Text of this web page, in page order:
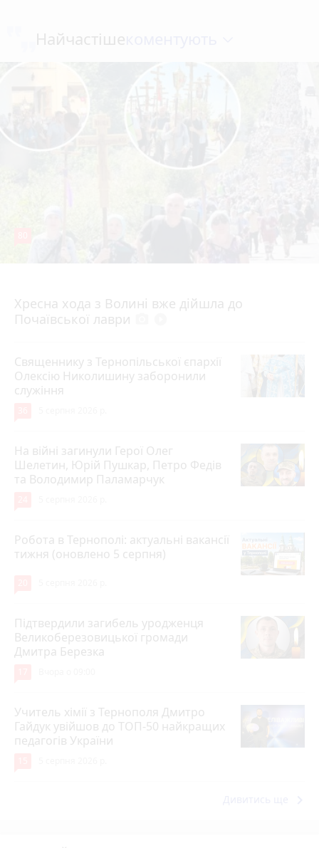
Найчастіше
Хресна хода з Волині вже дійшла до
Почаївської лаври
Священнику з Тернопільської єпархії
Олексію Николишину заборонили
служіння
На війні загинули Герої Олег
Шелетин, Юрій Пушкар, Петро Федів
та Володимир Паламарчук
Робота в Тернополі: актуальні вакансії
тижня (оновлено 5 серпня)
Підтвердили загибель уродженця
Великоберезовицької громади
Дмитра Березка
Учитель хімії з Тернополя Дмитро
Гайдук увійшов до ТОП-50 найкращих
педагогів України